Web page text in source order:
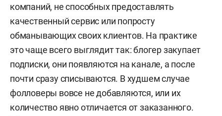
компаний, не способных предоставлять
качественный сервис или попросту
обманывающих своих клиентов. На практике
это чаще всего выглядит так: блогер закупает
подписки, они появляются на канале, а после
почти сразу списываются. В худшем случае
фолловеры вовсе не добавляются, или их
количество явно отличается от заказанного.